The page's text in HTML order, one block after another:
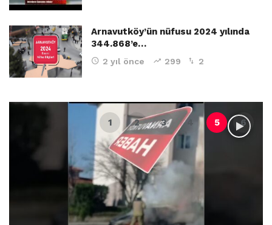
Arnavutköy’ün nüfusu 2024 yılında
344.868’e…
2 yıl önce 299 2